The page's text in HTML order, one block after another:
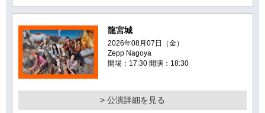
龍宮城
2026年08月07日（金）
Zepp Nagoya
開場：17:30 開演：18:30
> 公演詳細を見る